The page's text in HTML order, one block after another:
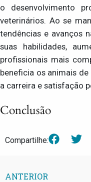
o desenvolvimento
veterinários. Ao se
tendências e avanços
suas habilidades,
profissionais mais
beneficia os animais
a carreira e satisfação
Conclusão
Compartilhe:
ANTERIOR